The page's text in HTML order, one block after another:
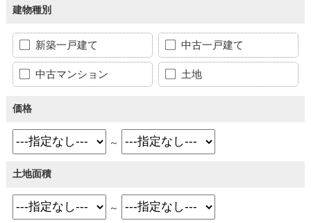
建物種別
新築一戸建て 中古一戸建て
中古マンション 土地
価格
～
土地面積
～